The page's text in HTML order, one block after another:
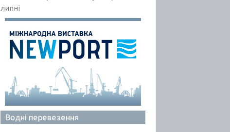
липні
Водні перевезення